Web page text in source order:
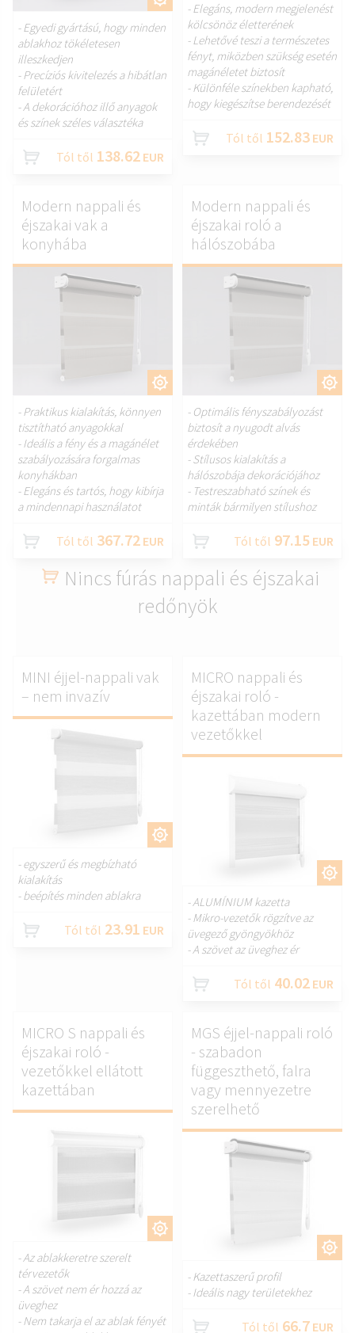
- Egyedi gyártású, hogy minden
ablakhoz tökéletesen
illeszkedjen
- Precíziós kivitelezés a hibátlan
felületért
- A dekorációhoz illő anyagok
és színek széles választéka
Tól től 138.62 EUR
- Elegáns, modern megjelenést
kölcsönöz életterének
- Lehetővé teszi a természetes
fényt, miközben szükség esetén
magánéletet biztosít
- Különféle színekben kapható,
hogy kiegészítse berendezését
Tól től 152.83 EUR
Modern nappali és
éjszakai vak a
konyhába
- Praktikus kialakítás, könnyen
tisztítható anyagokkal
- Ideális a fény és a magánélet
szabályozására forgalmas
konyhákban
- Elegáns és tartós, hogy kibírja
a mindennapi használatot
Tól től 367.72 EUR
Modern nappali és
éjszakai roló a
hálószobába
- Optimális fényszabályozást
biztosít a nyugodt alvás
érdekében
- Stílusos kialakítás a
hálószobája dekorációjához
- Testreszabható színek és
minták bármilyen stílushoz
Tól től 97.15 EUR
Nincs fúrás nappali és éjszakai
redőnyök
MINI éjjel-nappali vak
– nem invazív
- egyszerű és megbízható
kialakítás
- beépítés minden ablakra
Tól től 23.91 EUR
MICRO nappali és
éjszakai roló -
kazettában modern
vezetőkkel
- ALUMÍNIUM kazetta
- Mikro-vezetők rögzítve az
üvegező gyöngyökhöz
- A szövet az üveghez ér
Tól től 40.02 EUR
MICRO S nappali és
éjszakai roló -
vezetőkkel ellátott
kazettában
- Az ablakkeretre szerelt
térvezetők
- A szövet nem ér hozzá az
üveghez
- Nem takarja el az ablak fényét
MGS éjjel-nappali roló
- szabadon
függeszthető, falra
vagy mennyezetre
szerelhető
- Kazettaszerű profil
- Ideális nagy területekhez
Tól től 66.7 EUR